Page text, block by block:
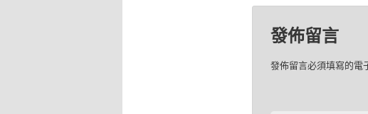
發佈留言
發佈留言必須填寫的電